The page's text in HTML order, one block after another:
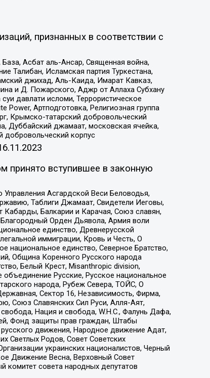
признанных в соответствии с
Асбат аль-Ансар, Священная война,
Талибан, Исламская партия Туркестана,
джихад, Аль-Каида, Имарат Кавказ,
и Д. Пожарского, Аджр от Аллаха Субхану
давлати исломи, Террористическое
Артподготовка, Религиозная группа
Крымско-татарский добровольческий
Дуббайский джамаат, московская ячейка,
добровольческий корпус
принято вступившее в законную
Асгардской Веси Беловодья,
Таблиги Джамаат, Свидетели Иеговы,
Балкарии и Карачая, Союз славян,
Орден Дьявола, Армия воли
единство, Древнерусской
иммиграции, Кровь и Честь, О
национальное единство, Северное Братство,
Община Коренного Русского народа
Белый Крест, Misanthropic division,
Русские, Русское национальное
народа, Рубеж Севера, ТОЙС, О
Сектор 16, Независимость, Фирма,
Союз Славянских Сил Руси, Алля-Аят,
Нация и свобода, W.H.С., Фалунь Дафа,
Фонд защиты прав граждан, Штабы
движения, Народное движение Адат,
Светлых Родов, Совет Советских
украинских националистов, Черный
Движение Весна, Верховный Совет
комитет совета народных депутатов